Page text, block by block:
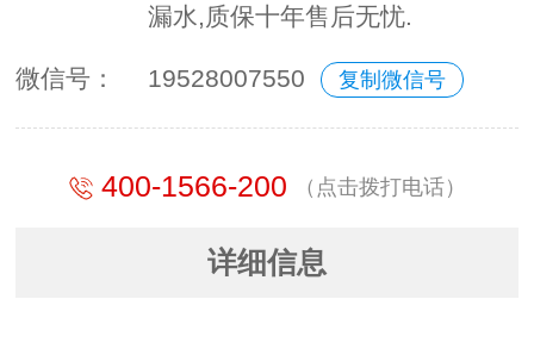
漏水,质保十年售后无忧.
微信号： 19528007550 复制微信号
400-1566-200 （点击拨打电话）
详细信息